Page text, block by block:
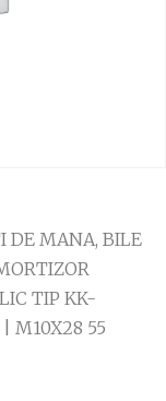
DE MANA, BILE
TIP KK-
M10X28 55